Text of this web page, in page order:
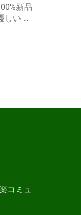
ルー
ール
新品
い 食
コミュ